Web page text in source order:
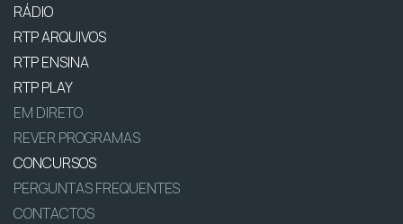
RÁDIO
RTP ARQUIVOS
RTP ENSINA
RTP PLAY
EM DIRETO
REVER PROGRAMAS
CONCURSOS
PERGUNTAS FREQUENTES
CONTACTOS